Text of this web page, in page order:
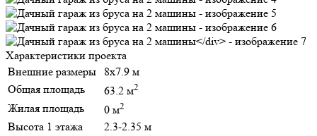
Характеристики проекта
Внешние размеры
8х7.9 м
Общая площадь
63.2 м2
Жилая площадь 0 м2
Высота 1 этажа
2.3-2.35 м